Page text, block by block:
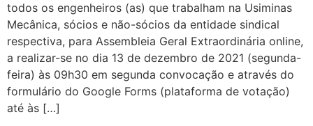
todos os engenheiros (as) que trabalham na Usiminas
Mecânica, sócios e não-sócios da entidade sindical
respectiva, para Assembleia Geral Extraordinária online,
a realizar-se no dia 13 de dezembro de 2021 (segunda-
feira) às 09h30 em segunda convocação e através do
formulário do Google Forms (plataforma de votação)
até às […]